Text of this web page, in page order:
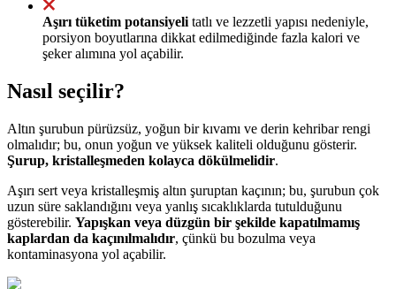
Aşırı tüketim potansiyelitatlı ve lezzetli yapısı nedeniyle,
porsiyon boyutlarına dikkat edilmediğinde fazla kalori ve
şeker alımına yol açabilir.
Nasıl seçilir?
Altın şurubun pürüzsüz, yoğun bir kıvamı ve derin kehribar rengi
olmalıdır; bu, onun yoğun ve yüksek kaliteli olduğunu gösterir.
Şurup, kristalleşmeden kolayca dökülmelidir.
Aşırı sert veya kristalleşmiş altın şuruptan kaçının; bu, şurubun çok
uzun süre saklandığını veya yanlış sıcaklıklarda tutulduğunu
gösterebilir. Yapışkan veya düzgün bir şekilde kapatılmamış
kaplardan da kaçınılmalıdır, çünkü bu bozulma veya
kontaminasyona yol açabilir.